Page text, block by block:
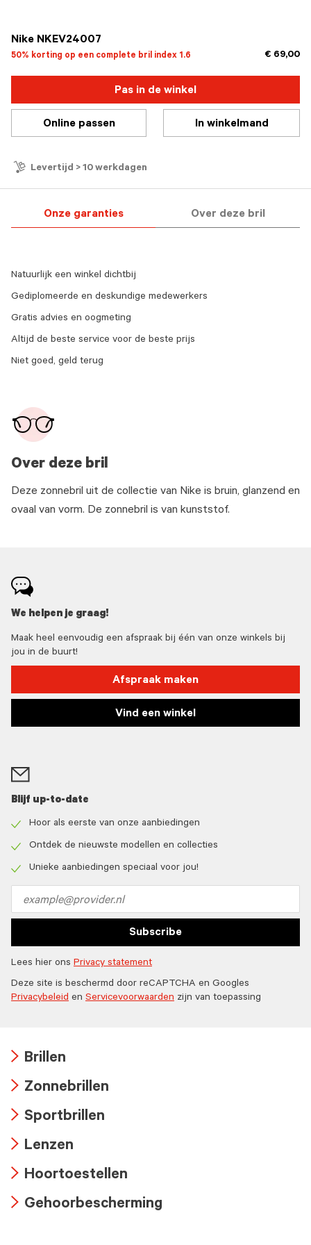
Nike NKEV24007
50% korting op een complete bril index 1.6 € 69,00
Pas in de winkel
Online passen In winkelmand
Levertijd > 10 werkdagen
Onze garanties Over deze bril
Over deze bril
Deze zonnebril uit de collectie van Nike is bruin, glanzend en
ovaal van vorm. De zonnebril is van kunststof.
Natuurlijk een winkel dichtbij
Gediplomeerde en deskundige medewerkers
Gratis advies en oogmeting
Altijd de beste service voor de beste prijs
Niet goed, geld terug
We helpen je graag!
Maak heel eenvoudig een afspraak bij één van onze winkels bij
jou in de buurt!
Afspraak maken
Vind een winkel
Blijf up-to-date
icon
Hoor als eerste van onze aanbiedingen
icon
Ontdek de nieuwste modellen en collecties
Unieke aanbiedingen speciaal voor jou!
address
Subscribe
Lees hier ons Privacy statement
Deze site is beschermd door reCAPTCHA en Googles
Privacybeleid en Servicevoorwaarden zijn van toepassing
icon
Brillen
icon
Zonnebrillen
icon
Sportbrillen
icon
Lenzen
icon
Hoortoestellen
Gehoorbescherming